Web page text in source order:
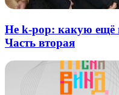
Не k-pop: какую ещё
Часть вторая